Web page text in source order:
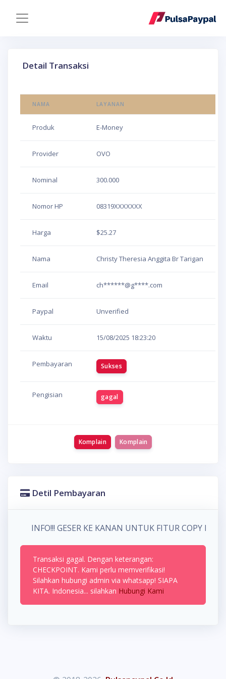
Detail Transaksi
NAMA LAYANAN
Produk E-Money
Provider OVO
Nominal 300.000
Nomor HP 08319XXXXXXX
Harga $25.27
Nama Christy Theresia Anggita Br Tarigan
Email ch******@g****.com
Paypal Unverified
Waktu 15/08/2025 18:23:20
Pembayaran Sukses
Pengisian gagal
Komplain Komplain
Detil Pembayaran
INFO!!! GESER KE KANAN UNTUK FITUR COPY
Transaksi gagal. Dengan keterangan:
CHECKPOINT. Kami perlu memverifikasi!
Silahkan hubungi admin via whatsapp! SIAPA
KITA. Indonesia... silahkan Hubungi Kami